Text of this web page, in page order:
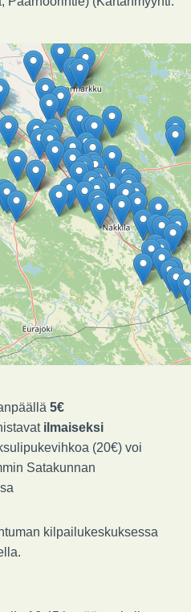
5€
ilmaiseksi
(20€) voi
Satakunnan
kilpailukeskuksessa